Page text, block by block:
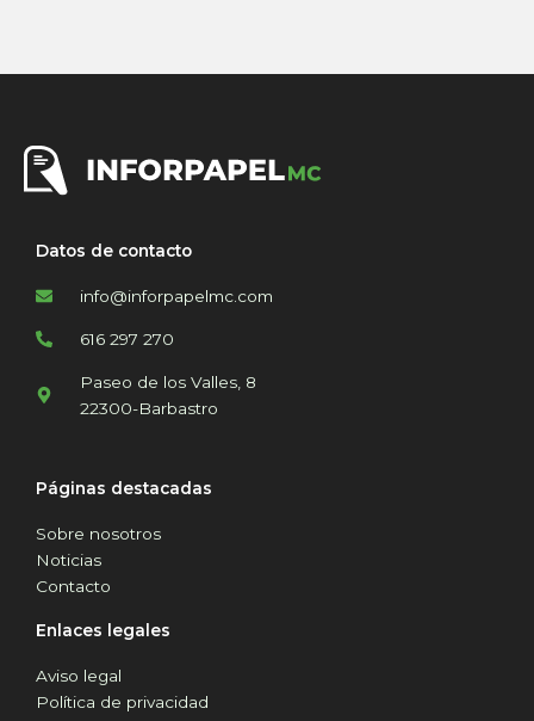
Datos de contacto
info@inforpapelmc.com
616 297 270
Paseo de los Valles, 8
22300-Barbastro
Páginas destacadas
Sobre nosotros
Noticias
Contacto
Enlaces legales
Aviso legal
Política de privacidad